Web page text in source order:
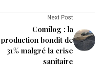
Next Post
Comilog : la
production bondit de
31% malgré la crise
sanitaire